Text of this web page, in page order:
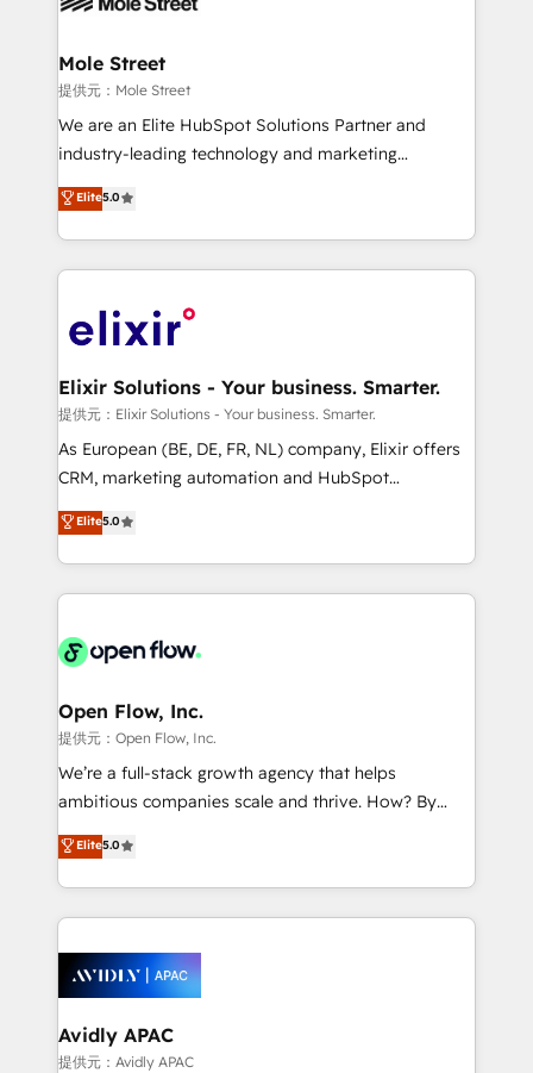
Healthcare: HIPAA implementations; secure data
workflows 💼 Financial Services: compliant
workflows; audit-ready reporting ⚖️ Legal: client
intake; pipeline and document workflows 🛒 E-
revenue automation 🏢 Real Estate: deal pipelines;
portfolio and lifecycle management 🏭
HIPAA-aware; CASL-compliant; GDPR-ready
implementations where required 💡 Why 500+
built to scale.
Mole Street
提供元：Mole Street
We are an Elite HubSpot Solutions Partner and
industry-leading technology and marketing
consultancy. Our focus is on enterprise and mid-
market B2B companies globally that want a strategic
approach to execute their goals through creative
applications of our solutions; Technical HubSpot
Design, Migrations + Integrations. Mole Street’s
greatness, which is achieved through creating
absolute clarity, derived from a well-defined
strategy, executed well, and reported on with clear
results. The culture is driven by core values; Joy, Grit,
Mindedness, and Clarity. We are driven to win for the
collective good of the company and its clientele, and
things are happening.
Elite5.0
Elixir Solutions - Your business. Smarter.
提供元：Elixir Solutions - Your business. Smarter.
As European (BE, DE, FR, NL) company, Elixir offers
CRM, marketing automation and HubSpot
integration products and services to mid-market
and enterprise customers. We ensure that your sales,
service and marketing department operates in the
most effective way, while at the same time
integrated buyers journey. Elixir is located in
and Amsterdam. Elixir is a first mover and leader
when it comes to HubSpot sales and service
implementations, highly renowned for our business
acumen, process (re-)design experience and a
integrate HubSpot with complex solutions like SAP,
MicroSoft, custom solutions,... Our company also has
Retail execution, CPQ, customer portals and
HubSpot CMS developments. And we're champions
Elite5.0
Open Flow, Inc.
提供元：Open Flow, Inc.
We’re a full-stack growth agency that helps
ambitious companies scale and thrive. How? By
upgrading and streamlining every single revenue-
generating aspect of your business. We’re proud
HubSpot Elite Solutions Partners and devout CRM
nerds who can harness HubSpot’s custom digital
experience. Working hand-in-hand with your team,
we’ll assemble a RevOps machine that drives more
traffic, generates better leads and crushes your
revenue goals. We've worked with thousands of
Elite5.0
Avidly APAC
提供元：Avidly APAC